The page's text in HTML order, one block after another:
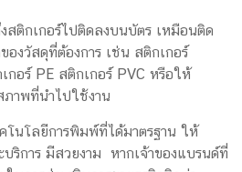
สติกเกอร์ไปติดลงบนบัตร เหมือนติด
องวัสดุที่ต้องการ เช่น สติกเกอร์
กอร์ PE สติกเกอร์ PVC หรือให้
าพที่นำไปใช้งาน
โนโลยีการพิมพ์ที่ได้มาตรฐาน ให้
การ มีสวยงาม หากเจ้าของแบรนด์ที่